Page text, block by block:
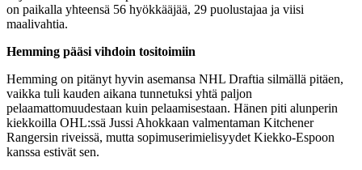
on paikalla yhteensä 56 hyökkääjää, 29 puolustajaa ja viisi
maalivahtia.
Hemming pääsi vihdoin tositoimiin
Hemming on pitänyt hyvin asemansa NHL Draftia silmällä pitäen,
vaikka tuli kauden aikana tunnetuksi yhtä paljon
pelaamattomuudestaan kuin pelaamisestaan. Hänen piti alunperin
kiekkoilla OHL:ssä Jussi Ahokkaan valmentaman Kitchener
Rangersin riveissä, mutta sopimuserimielisyydet Kiekko-Espoon
kanssa estivät sen.